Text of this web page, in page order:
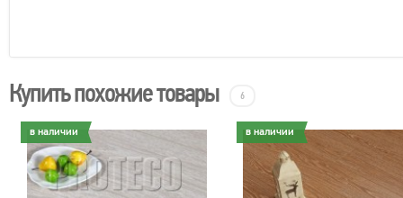
Купить похожие товары 6
в наличии в наличии